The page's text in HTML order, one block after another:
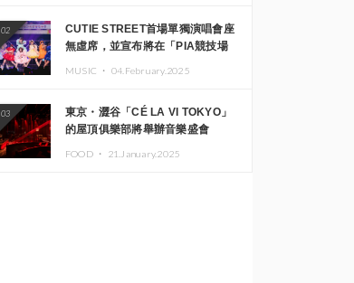
02
CUTIE STREET首場單獨演唱會座
無虛席，並宣布將在「PIA競技場
MUSIC ・ 04.February.2025
03
東京・澀谷「CÉ LA VI TOKYO」
的屋頂俱樂部將舉辦音樂盛會
FOOD ・ 21.January.2025